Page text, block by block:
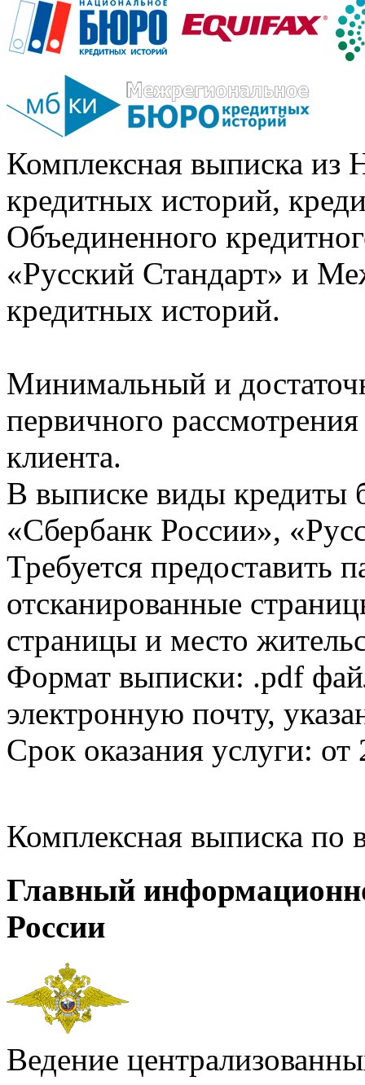
Комплексная выписка из
кредитных историй,
Объединенного
«Русский Стандарт» и
кредитных историй.
Минимальный и
первичного
клиента.
В выписке виды кредиты
«Сбербанк России»,
Требуется предоставить
отсканированные
страницы и место
Формат выписки: .pdf
электронную почту,
Срок оказания услуги: от
Комплексная выписка
Главный
России
Ведение